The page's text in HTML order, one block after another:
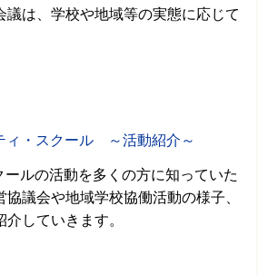
は、学校や地域等の実態に応じて
ィ・スクール ～活動紹介～
ールの活動を多くの方に知っていた
議会や地域学校協働活動の様子、
していきます。